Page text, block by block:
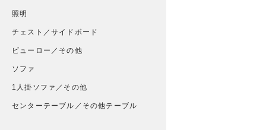
照明
チェスト／サイドボード
ビューロー／その他
ソファ
1人掛ソファ／その他
センターテーブル／その他テーブル